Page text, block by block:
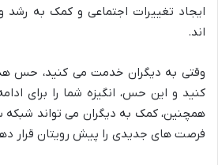
ایجاد تغییرات اجتماعی و کمک به رشد
اند.
وقتی به دیگران خدمت می کنید، حس
کنید و این حس، انگیزه شما را برای
همچنین، کمک به دیگران می تواند شبکه
فرصت های جدیدی را پیش رویتان قرار